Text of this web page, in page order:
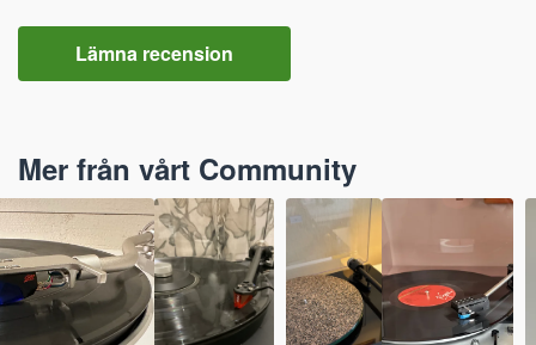
Lämna recension
Mer från vårt Community